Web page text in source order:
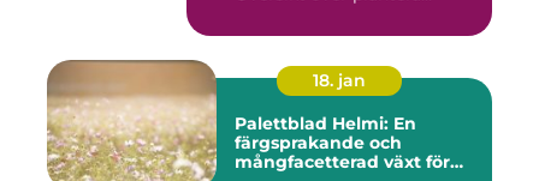
18. jan
Palettblad Helmi: En
färgsprakande och
mångfacetterad växt för